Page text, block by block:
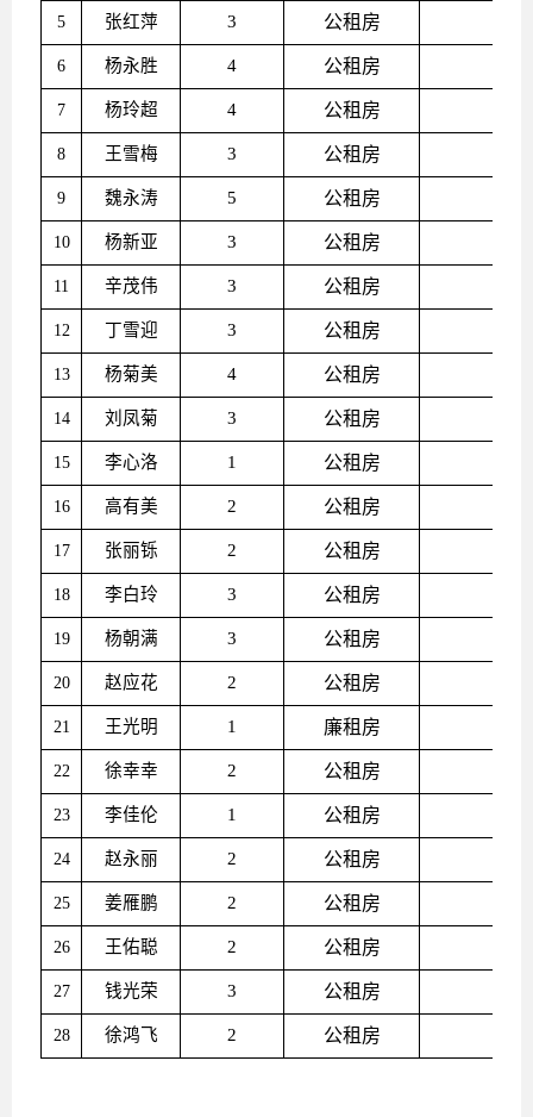
5 张红萍 3 公租房
6 杨永胜 4 公租房
7 杨玲超 4 公租房
8 王雪梅 3 公租房
9 魏永涛 5 公租房
10 杨新亚 3 公租房
11 辛茂伟 3 公租房
12 丁雪迎 3 公租房
13 杨菊美 4 公租房
14 刘凤菊 3 公租房
15 李心洛 1 公租房
16 高有美 2 公租房
17 张丽铄 2 公租房
18 李白玲 3 公租房
19 杨朝满 3 公租房
20 赵应花 2 公租房
21 王光明 1 廉租房
22 徐幸幸 2 公租房
23 李佳伦 1 公租房
24 赵永丽 2 公租房
25 姜雁鹏 2 公租房
26 王佑聪 2 公租房
27 钱光荣 3 公租房
28 徐鸿飞 2 公租房